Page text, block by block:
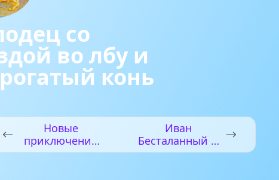
со
во лбу и
конь
Новые
приключения
Пифа
Иван
Бесталанный и
Елена